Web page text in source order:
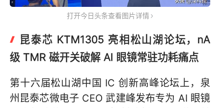
打开今日头条查看图片详情
昆泰芯 KTM1305 亮相松山湖论坛，nA
级 TMR 磁开关破解 AI 眼镜常驻功耗痛点
第十六届松山湖中国 IC 创新高峰论坛上，泉
州昆泰芯微电子 CEO 武建峰发布专为 AI 眼镜